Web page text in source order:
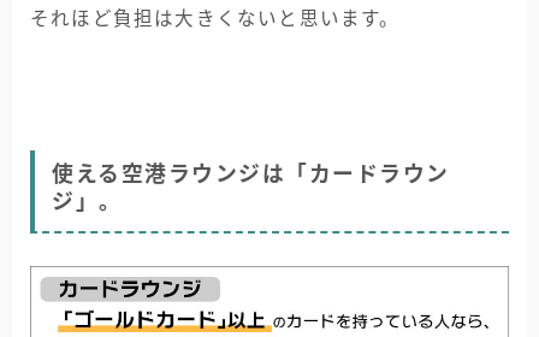
それほど負担は大きくないと思います。
使える空港ラウンジは「カードラウン
ジ」。